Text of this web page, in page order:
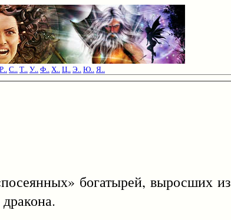
Р..С..Т..У..Ф..Х..Ц..Э..Ю..Я..
богатырей, выросших из